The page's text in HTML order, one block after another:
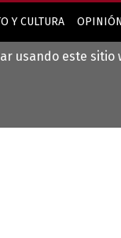
usando este sitio
Y CULTURA